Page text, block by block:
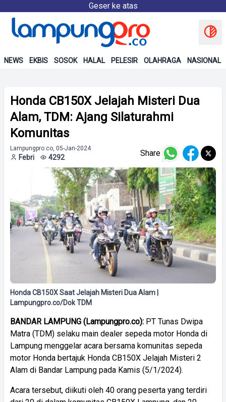
Geser ke atas
NEWS EKBIS SOSOK HALAL PELESIR OLAHRAGA NASIONAL
Honda CB150X Jelajah Misteri Dua
Alam, TDM: Ajang Silaturahmi
Komunitas
Lampungpro.co, 05-Jan-2024
Febri 4292 Share
Honda CB150X Saat Jelajah Misteri Dua Alam |
Lampungpro.co/Dok TDM
BANDAR LAMPUNG (Lampungpro.co): PT Tunas Dwipa
Matra (TDM) selaku main dealer sepeda motor Honda di
Lampung menggelar acara bersama komunitas sepeda
motor Honda bertajuk Honda CB150X Jelajah Misteri 2
Alam di Bandar Lampung pada Kamis (5/1/2024).
Acara tersebut, diikuti oleh 40 orang peserta yang terdiri